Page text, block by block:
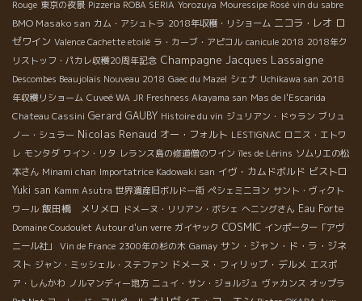
Rouge 東京の夜景 Pizzeria ROBA SERIA Yorozuya Mouressipe Rosé vin du sabre
BMO Masako san カム・アシュトラ 2018年収穫・リショーム ニコラ・レオ ロ
ゼワイン Valence Cachette etoilé ラ・カーブ・アピコル canicule 2018 2018年ク
リストッフ・パカレ収穫20周年記念 Champagne Jacques Lassaigne
Descombes Beaujolais Nouveau 2018 Gaec du Mazel シェナ Uchikawa san 2018
年収穫リショーム Cuveé WA JR Freshness Akayama san Mas de l'Escarida
Chateau Cassini Gerard GAUBY Histoire du vin ジュリアン・ドゥラン ブリュ
ノー・シュラー Nicolas Renaud オー・フォルト LESTIGNAC ロニス・エトワ
レ モンタダ ワイン・リタ レランス島の修道僧のワイン îles de Lérins ソムリエの松
本さん Minami chan Importatrice Kadowaki san イヴ・カムドボルド ビストロ
Yuki san Kamm Asutra 世界遺産旧ボルドー街 ペシェミニヨン サント・ヴィクト
ワール 飯田橋 メリメロ ドメーヌ・リリアン・ボシェ へニングさん Eau Forte
Domaine Coudoulet Autour d'un verre ガイヤック COSMIC インポーター「アヴ
ニール社」
Vin de France 2300年の杉の木 Gamay サン・ジャン・ド・ラ・ジネ
スト ジャン・ミッシェル・ステファン ドメーヌ・フィリップ・デルメ エスポ
ア・しんかわ ノルマンディー地方 ニュイ・サン・ジョルジュ ヴァカンス オップラ